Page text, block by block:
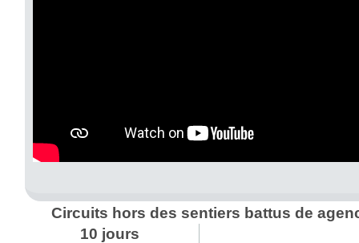
Circuits hors des sentiers battus de
10 jours